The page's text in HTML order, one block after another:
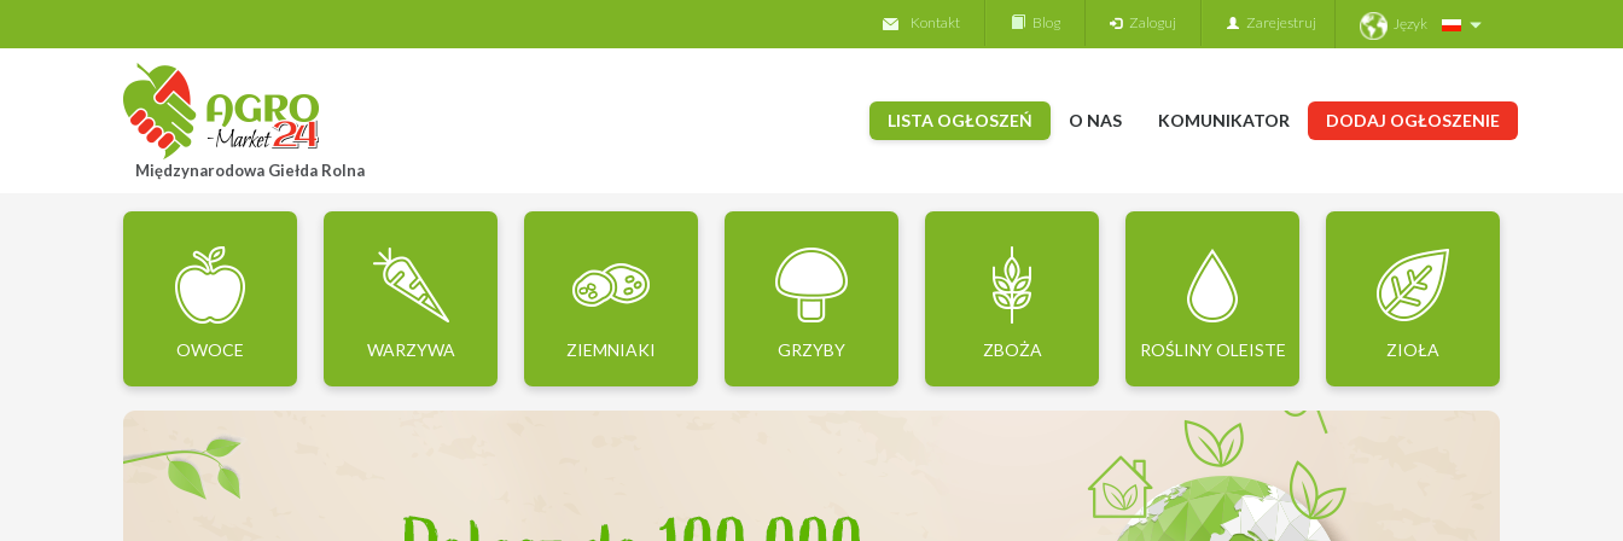
Język
Zaloguj Zarejestruj
Kontakt Blog
Międzynarodowa Giełda Rolna
LISTA OGŁOSZEŃ O NAS KOMUNIKATOR DODAJ OGŁOSZENIE
OWOCE WARZYWA ZIEMNIAKI GRZYBY ZBOŻA ROŚLINY OLEISTE ZIOŁA